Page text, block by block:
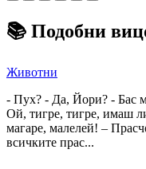
📚 Подобни
Животни
- Пух? - Да, Йори? - Бас
Ой, тигре, тигре, имаш
магаре, малелей! –
всичките прас...